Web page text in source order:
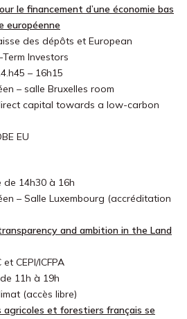
le financement d’une économie bas
européenne
des dépôts et European
Investors
– 16h15
– salle Bruxelles room
capital towards a low-carbon
EU
de 14h30 à 16h
– Salle Luxembourg (accréditation
and ambition in the Land
et CEPI/ICFPA
11h à 19h
(accès libre)
agricoles et forestiers français se